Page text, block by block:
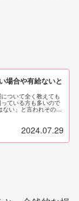
場合や有給ないと
ついて全く教えても
ている方も多いので
ない」と言われその言
2024.07.29